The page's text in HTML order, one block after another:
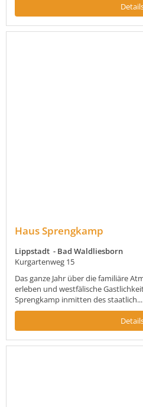
Haus Sprengkamp
Lippstadt - Bad Waldliesborn
Kurgartenweg 15
Das ganze Jahr über die familiäre
erleben und westfälische
Sprengkamp inmitten des staatlich...